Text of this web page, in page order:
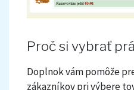
Proč si vybrať
Doplnok vám pomôže
zákazníkov pri výbere